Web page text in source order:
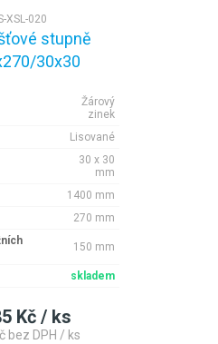
XSL-020
stupně
30x30
Žárový
zinek
Lisované
30 x 30
mm
1400 mm
270 mm
150 mm
skladem
Kč / ks
bez DPH / ks